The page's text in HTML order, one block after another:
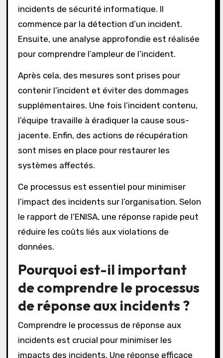
incidents de sécurité informatique. Il
commence par la détection d’un incident.
Ensuite, une analyse approfondie est réalisée
pour comprendre l’ampleur de l’incident.
Après cela, des mesures sont prises pour
contenir l’incident et éviter des dommages
supplémentaires. Une fois l’incident contenu,
l’équipe travaille à éradiquer la cause sous-
jacente. Enfin, des actions de récupération
sont mises en place pour restaurer les
systèmes affectés.
Ce processus est essentiel pour minimiser
l’impact des incidents sur l’organisation. Selon
le rapport de l’ENISA, une réponse rapide peut
réduire les coûts liés aux violations de
données.
Pourquoi est-il important
de comprendre le processus
de réponse aux incidents ?
Comprendre le processus de réponse aux
incidents est crucial pour minimiser les
impacts des incidents. Une réponse efficace